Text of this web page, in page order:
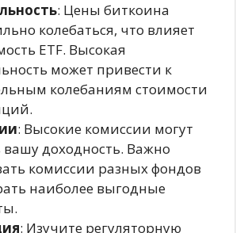
: Цены биткоина
колебаться, что влияет
ETF. Высокая
может привести к
колебаниям стоимости
: Высокие комиссии могут
вашу доходность. Важно
комиссии разных фондов
наиболее выгодные
: Изучите регуляторную